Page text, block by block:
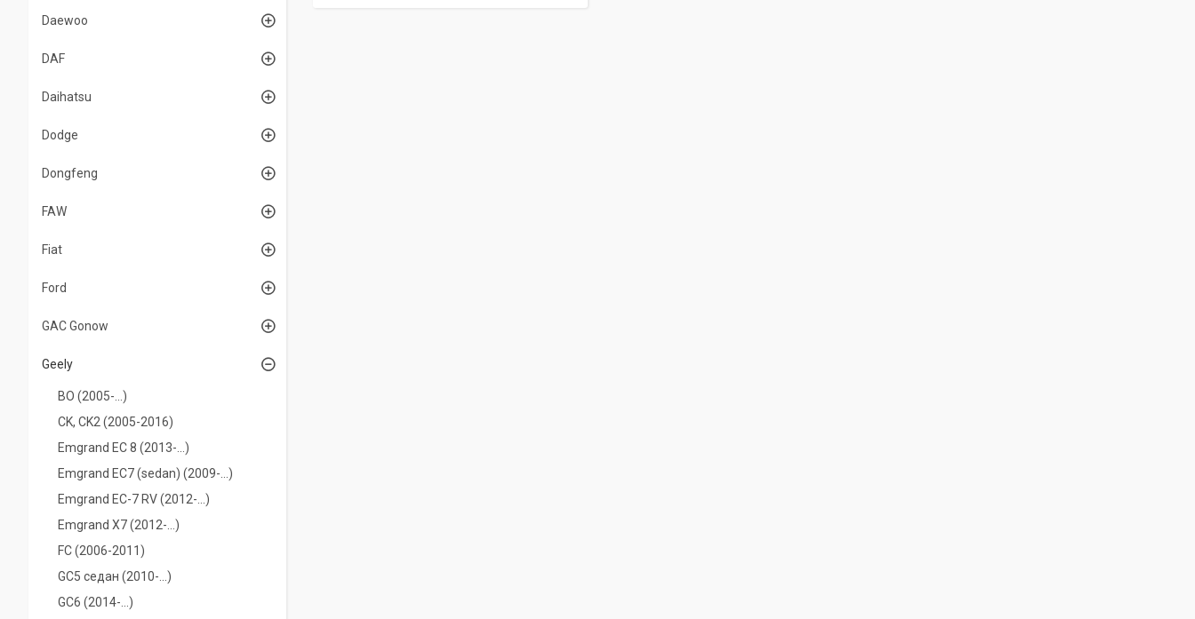
Daewoo
DAF
Daihatsu
Dodge
Dongfeng
FAW
Fiat
Ford
GAC Gonow
Geely
BO (2005-...)
CK, CK2 (2005-2016)
Emgrand EC 8 (2013-...)
Emgrand EC7 (sedan) (2009-…)
Emgrand EC-7 RV (2012-...)
Emgrand X7 (2012-…)
FC (2006-2011)
GC5 седан (2010-...)
GC6 (2014-...)